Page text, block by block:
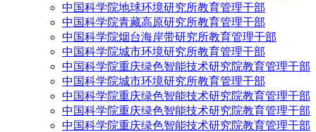
中国科学院地球环境研究所教育管理干部
中国科学院青藏高原研究所教育管理干部
中国科学院烟台海岸带研究所教育管理干部
中国科学院城市环境研究所教育管理干部
中国科学院重庆绿色智能技术研究院教育管理干部
中国科学院城市环境研究所教育管理干部
中国科学院重庆绿色智能技术研究院教育管理干部
中国科学院重庆绿色智能技术研究院教育管理干部
中国科学院重庆绿色智能技术研究院教育管理干部